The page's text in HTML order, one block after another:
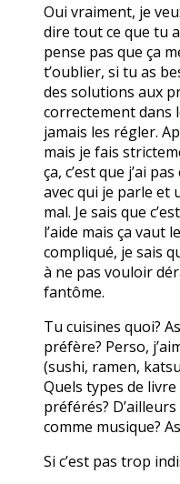
Oui vraiment, je
dire tout ce que tu
pense pas que ça
t’oublier, si tu as
des solutions aux
correctement dans
jamais les régler.
mais je fais
ça, c’est que j’ai
avec qui je parle et
mal. Je sais que
l’aide mais ça vaut
compliqué, je sais
à ne pas vouloir
fantôme.
Tu cuisines quoi?
préfère? Perso,
(sushi, ramen,
Quels types de
préférés?
comme musique?
Si c’est pas trop